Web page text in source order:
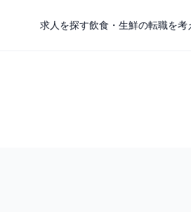
求人を探す飲食・生鮮の転職を考